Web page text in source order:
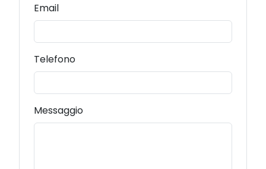
Email
Telefono
Messaggio